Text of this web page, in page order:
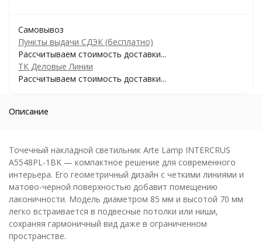
Самовывоз
Пункты выдачи СДЭК (бесплатно)
Рассчитываем стоимость доставки...
ТК Деловые Линии
Рассчитываем стоимость доставки...
Описание
Точечный накладной светильник Arte Lamp INTERCRUS
A5548PL-1BK — компактное решение для современного
интерьера. Его геометричный дизайн с четкими линиями и
матово-черной поверхностью добавит помещению
лаконичности. Модель диаметром 85 мм и высотой 70 мм
легко встраивается в подвесные потолки или ниши,
сохраняя гармоничный вид даже в ограниченном
пространстве.